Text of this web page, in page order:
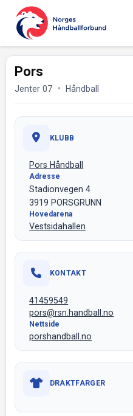
Pors
Jenter 07 Håndball
KLUBB
Pors Håndball
Adresse
Stadionvegen 4
3919 PORSGRUNN
Hovedarena
Vestsidahallen
KONTAKT
41459549
pors@rsn.handball.no
Nettside
porshandball.no
DRAKTFARGER